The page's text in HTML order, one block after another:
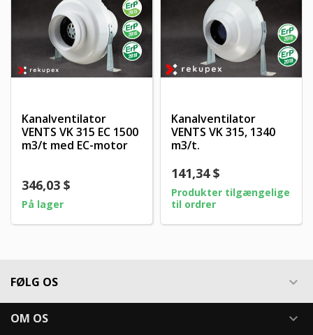
Kanalventilator
VENTS VK 315 EC 1500
m3/t med EC-motor
346,03 $
På lager
Kanalventilator
VENTS VK 315, 1340
m3/t.
141,34 $
Produkter tilgængelige
til ordrer
FØLG OS 
OM OS 